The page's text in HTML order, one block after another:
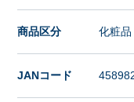
商品区分 化粧品
JANコード